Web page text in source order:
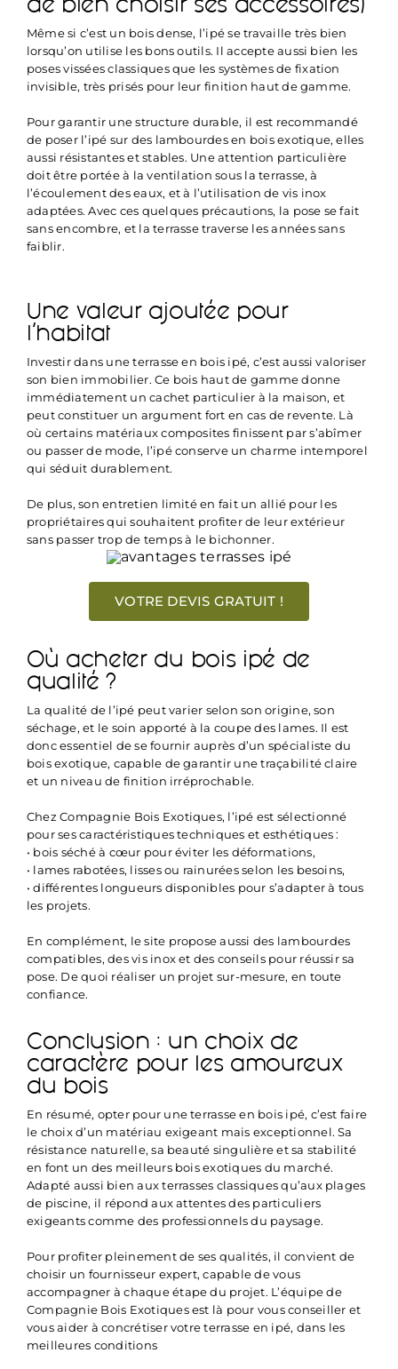
Même si c’est un bois dense, l’ipé se travaille très bien
lorsqu’on utilise les bons outils. Il accepte aussi bien les
poses vissées classiques que les systèmes de fixation
invisible, très prisés pour leur finition haut de gamme.
Pour garantir une structure durable, il est recommandé
de poser l’ipé sur des lambourdes en bois exotique, elles
aussi résistantes et stables. Une attention particulière
doit être portée à la ventilation sous la terrasse, à
l’écoulement des eaux, et à l’utilisation de vis inox
adaptées. Avec ces quelques précautions, la pose se fait
sans encombre, et la terrasse traverse les années sans
faiblir.
Une valeur ajoutée pour
l’habitat
Investir dans uneterrasse en bois ipé, c’est aussi valoriser
son bien immobilier. Ce bois haut de gamme donne
immédiatement un cachet particulier à la maison, et
peut constituer un argument fort en cas de revente. Là
où certains matériaux composites finissent par s’abîmer
ou passer de mode, l’ipé conserve un charme intemporel
qui séduit durablement.
De plus, son entretien limité en fait un allié pour les
propriétaires qui souhaitent profiter de leur extérieur
sans passer trop de temps à le bichonner.
VOTRE DEVIS GRATUIT !
Où acheter du bois ipé de
qualité ?
La qualité de l’ipé peut varier selon son origine, son
séchage, et le soin apporté à la coupe des lames. Il est
donc essentiel de se fournir auprès d’un spécialiste du
bois exotique, capable de garantir une traçabilité claire
et un niveau de finition irréprochable.
Chez Compagnie Bois Exotiques, l’ipé est sélectionné
pour ses caractéristiques techniques et esthétiques :
• bois séché à cœur pour éviter les déformations,
• lames rabotées, lisses ou rainurées selon les besoins,
• différentes longueurs disponibles pour s’adapter à tous
les projets.
En complément, le site propose aussi des lambourdes
compatibles, des vis inox et des conseils pour réussir sa
pose. De quoi réaliser un projet sur-mesure, en toute
confiance.
Conclusion : un choix de
caractère pour les amoureux
du bois
En résumé, opter pour une terrasse en bois ipé, c’est faire
le choix d’un matériau exigeant mais exceptionnel. Sa
résistance naturelle, sa beauté singulière et sa stabilité
en font un des meilleurs bois exotiques du marché.
Adapté aussi bien aux terrasses classiques qu’aux plages
de piscine, il répond aux attentes des particuliers
exigeants comme des professionnels du paysage.
Pour profiter pleinement de ses qualités, il convient de
choisir un fournisseur expert, capable de vous
accompagner à chaque étape du projet. L’équipe de
Compagnie Bois Exotiques est là pour vous conseiller et
vous aider à concrétiser votre terrasse en ipé, dans les
meilleures conditions